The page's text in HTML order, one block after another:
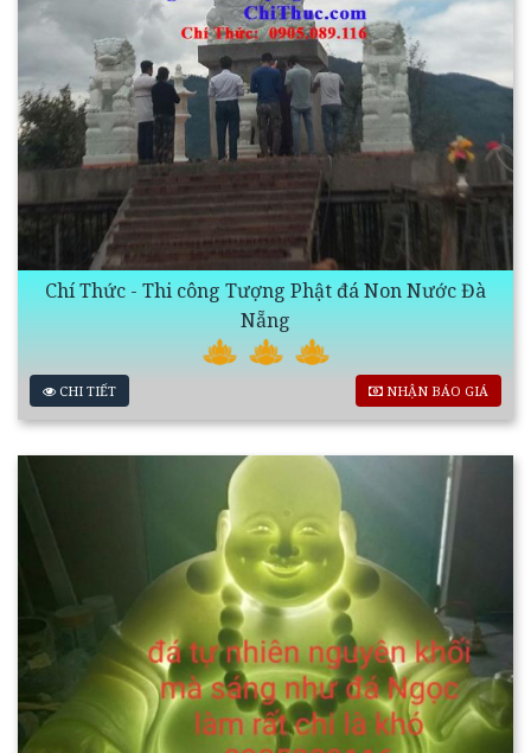
Chí Thức - Thi công Tượng Phật đá Non Nước Đà
Nẵng
CHI TIẾT NHẬN BÁO GIÁ